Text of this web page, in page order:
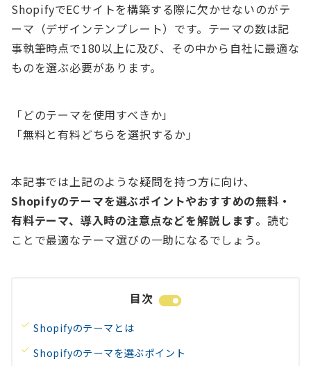
ShopifyでECサイトを構築する際に欠かせないのがテ
ーマ（デザインテンプレート）です。テーマの数は記
事執筆時点で180以上に及び、その中から自社に最適な
ものを選ぶ必要があります。
「どのテーマを使用すべきか」
「無料と有料どちらを選択するか」
本記事では上記のような疑問を持つ方に向け、
Shopifyのテーマを選ぶポイントやおすすめの無料・
有料テーマ、導入時の注意点などを解説します。読む
ことで最適なテーマ選びの一助になるでしょう。
目次
Shopifyのテーマとは
Shopifyのテーマを選ぶポイント